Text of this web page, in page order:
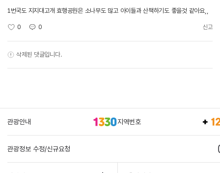
1번국도 지지대고개 효행공원은 소나무도 많고 아이들과 산책하기도 좋을것 같아요,,
0 0 신고
삭제된 댓글입니다.
관광안내 지역번호
관광정보 수정/신규요청